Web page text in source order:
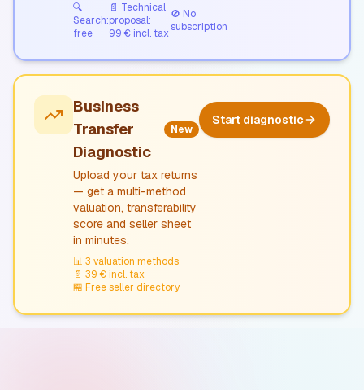
🔍
Search:
free
📄 Technical
proposal:
99 € incl. tax
🚫 No
subscription
Business
Transfer
Diagnostic
New
Upload your tax returns
— get a multi-method
valuation, transferability
score and seller sheet
in minutes.
📊 3 valuation methods
📄 39 € incl. tax
🏪 Free seller directory
Start diagnostic